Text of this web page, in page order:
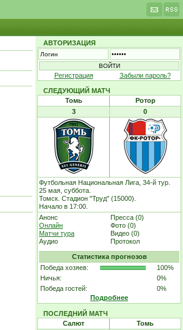
АВТОРИЗАЦИЯ
Регистрация Забыли пароль?
СЛЕДУЮЩИЙ МАТЧ
Томь
Ротор
3
0
Футбольная Национальная Лига, 34-й тур.
25 мая, суббота.
Томск. Стадион "Труд" (15000).
Начало в 17:00.
Анонс
Онлайн
Матчи тура
Аудио
Пресса (0)
Фото (0)
Видео (0)
Протокол
Статистика прогнозов
Победа хозяев:
100%
Ничья:
0%
Победа гостей:
0%
Подробнее
ПОСЛЕДНИЙ МАТЧ
Салют
Томь